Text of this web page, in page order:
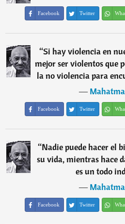
Facebook Twitter
“Si hay violencia en
mejor ser violentos que
la no violencia para
―
Facebook Twitter
“Nadie puede hacer el
su vida, mientras hace
es un todo
―
Facebook Twitter